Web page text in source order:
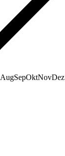
AugSepOktNovDez